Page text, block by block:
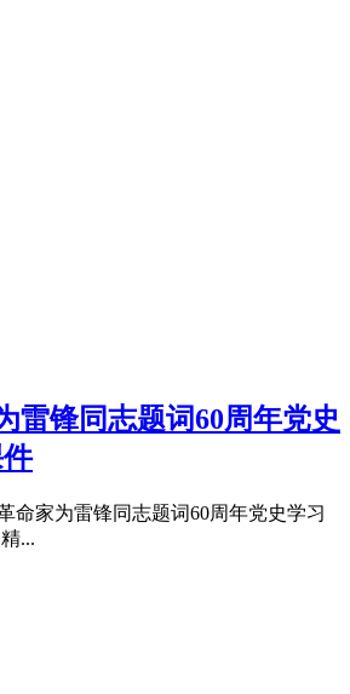
雷锋同志题词60周年党史
命家为雷锋同志题词60周年党史学习
...